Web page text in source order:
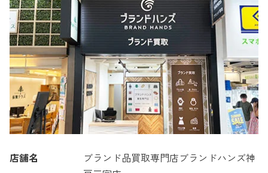
店舗名
ブランド品買取専門店ブランドハンズ神